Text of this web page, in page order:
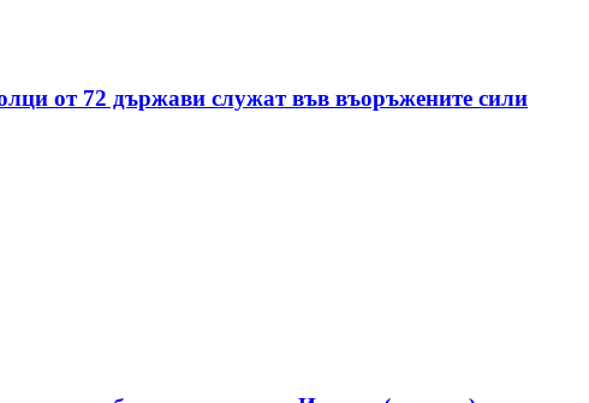
от 72 държави служат във въоръжените сили